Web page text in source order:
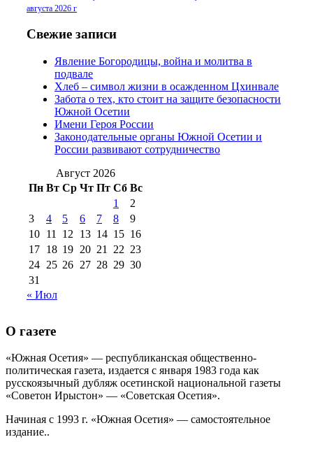
2016 г(13)
июля 2017 г
2012 г
(15)
№97 30 июля 2015 г
(15)№98 1 августа 2015 г
августа 2016 г(10)№98 5 июля 2014 г(10)
№98 8 августа 2013 г
августа 2012 г(14) №98+99 11 июля
2017 г(9)
№99 4 августа
2016 г(12) №99 8 июля 2014 г
августа 2012 г(11)
августа 2013 г
(12)
августа 2026 г
Свежие записи
Явление Богородицы, война и молитва в
подвале
Хлеб – символ жизни в осажденном Цхинвале
Забота о тех, кто стоит на защите безопасности
Южной Осетии
Имени Героя России
Законодательные органы Южной Осетии и
России развивают сотрудничество
Август 2026
Пн Вт Ср Чт Пт Сб Вс
1
2
3
4 5 6 7 8
9
10 11 12 13 14 15 16
17 18 19 20 21 22 23
24 25 26 27 28 29 30
31
« Июл
О газете
«Южная Осетия» — республиканская общественно-
политическая газета, издается с января 1983 года как
русскоязычный дубляж осетинской национальной газеты
«Советон Ирыстон» — «Советская Осетия».
Начиная с 1993 г. «Южная Осетия» — самостоятельное
издание..